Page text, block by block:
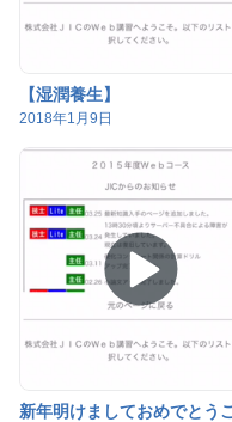
【湿潤養生】
2018年1月9日